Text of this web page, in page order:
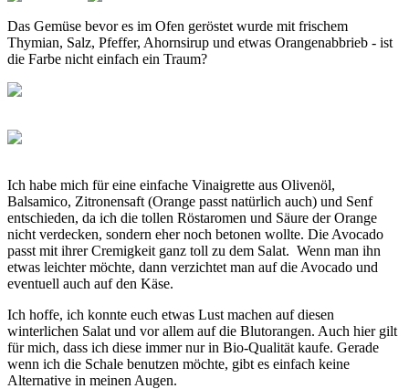
Das Gemüse bevor es im Ofen geröstet wurde mit frischem
Thymian, Salz, Pfeffer, Ahornsirup und etwas Orangenabbrieb - ist
die Farbe nicht einfach ein Traum?
Ich habe mich für eine einfache Vinaigrette aus Olivenöl,
Balsamico, Zitronensaft (Orange passt natürlich auch) und Senf
entschieden, da ich die tollen Röstaromen und Säure der Orange
nicht verdecken, sondern eher noch betonen wollte. Die Avocado
passt mit ihrer Cremigkeit ganz toll zu dem Salat. Wenn man ihn
etwas leichter möchte, dann verzichtet man auf die Avocado und
eventuell auch auf den Käse.
Ich hoffe, ich konnte euch etwas Lust machen auf diesen
winterlichen Salat und vor allem auf die Blutorangen. Auch hier gilt
für mich, dass ich diese immer nur in Bio-Qualität kaufe. Gerade
wenn ich die Schale benutzen möchte, gibt es einfach keine
Alternative in meinen Augen.